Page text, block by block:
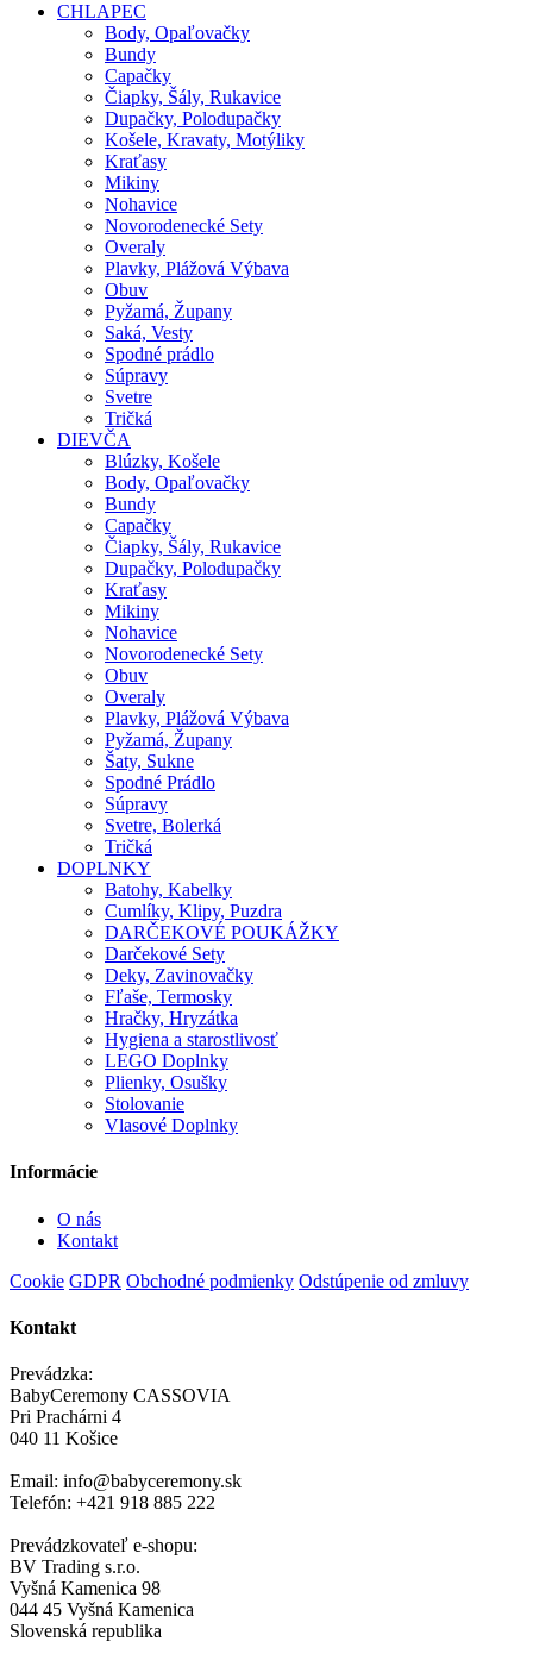
CHLAPEC
Body, Opaľovačky
Bundy
Capačky
Čiapky, Šály, Rukavice
Dupačky, Polodupačky
Košele, Kravaty, Motýliky
Kraťasy
Mikiny
Nohavice
Novorodenecké Sety
Overaly
Plavky, Plážová Výbava
Obuv
Pyžamá, Župany
Saká, Vesty
Spodné prádlo
Súpravy
Svetre
Tričká
DIEVČA
Blúzky, Košele
Body, Opaľovačky
Bundy
Capačky
Čiapky, Šály, Rukavice
Dupačky, Polodupačky
Kraťasy
Mikiny
Nohavice
Novorodenecké Sety
Obuv
Overaly
Plavky, Plážová Výbava
Pyžamá, Župany
Šaty, Sukne
Spodné Prádlo
Súpravy
Svetre, Bolerká
Tričká
DOPLNKY
Batohy, Kabelky
Cumlíky, Klipy, Puzdra
DARČEKOVÉ POUKÁŽKY
Darčekové Sety
Deky, Zavinovačky
Fľaše, Termosky
Hračky, Hryzátka
Hygiena a starostlivosť
LEGO Doplnky
Plienky, Osušky
Stolovanie
Vlasové Doplnky
Informácie
O nás
Kontakt
Cookie GDPR Obchodné podmienky Odstúpenie od zmluvy
Kontakt
Prevádzka:
BabyCeremony CASSOVIA
Pri Prachárni 4
040 11 Košice
Email: info@babyceremony.sk
Telefón: +421 918 885 222
Prevádzkovateľ e-shopu:
BV Trading s.r.o.
Vyšná Kamenica 98
044 45 Vyšná Kamenica
Slovenská republika